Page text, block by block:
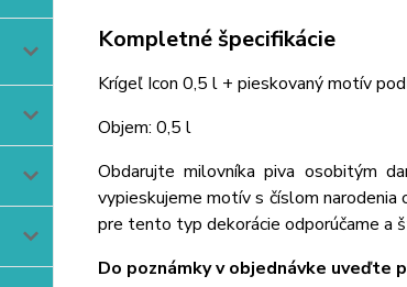
Kompletné špecifikácie
Krígeľ Icon 0,5 l + pieskovaný motív
Objem: 0,5 l
Obdarujte milovníka piva osobitým
vypieskujeme motív s číslom narodenia
pre tento typ dekorácie odporúčame a
Do poznámky v objednávke uveďte